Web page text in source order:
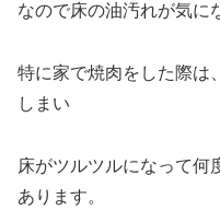
なので床の油汚れが気に
特に家で焼肉をした際は
しまい
床がツルツルになって何
あります。